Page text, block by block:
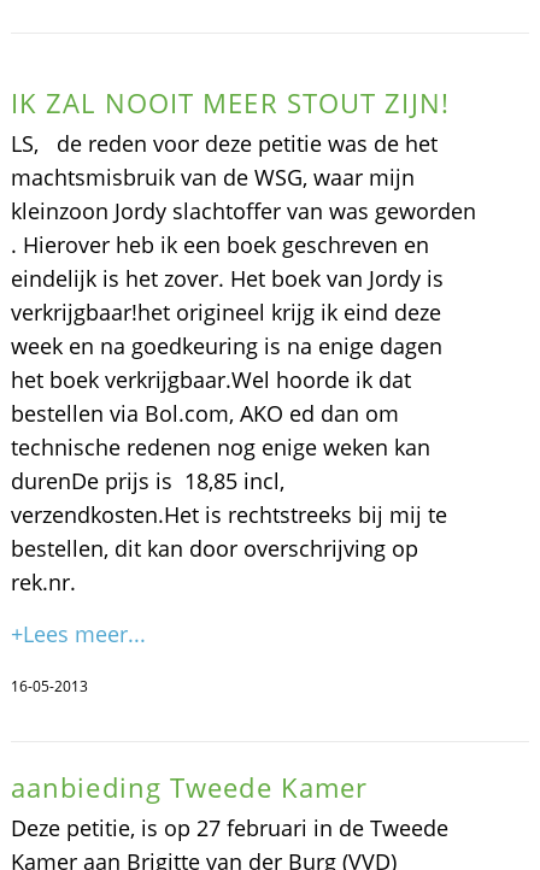
IK ZAL NOOIT MEER STOUT ZIJN!
LS, de reden voor deze petitie was de het
machtsmisbruik van de WSG, waar mijn
kleinzoon Jordy slachtoffer van was geworden
. Hierover heb ik een boek geschreven en
eindelijk is het zover. Het boek van Jordy is
verkrijgbaar!het origineel krijg ik eind deze
week en na goedkeuring is na enige dagen
het boek verkrijgbaar.Wel hoorde ik dat
bestellen via Bol.com, AKO ed dan om
technische redenen nog enige weken kan
durenDe prijs is  18,85 incl,
verzendkosten.Het is rechtstreeks bij mij te
bestellen, dit kan door overschrijving op
rek.nr.
+Lees meer...
16-05-2013
aanbieding Tweede Kamer
Deze petitie, is op 27 februari in de Tweede
Kamer aan Brigitte van der Burg (VVD)